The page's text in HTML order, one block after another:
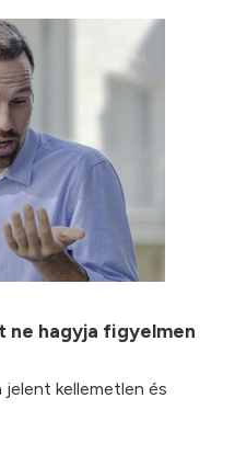
ne hagyja figyelmen
jelent kellemetlen és